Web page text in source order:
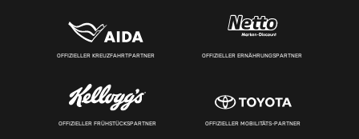
OFFIZIELLER KREUZFAHRTPARTNER OFFIZIELLER ERNÄHRUNGSPARTNER
OFFIZIELLER FRÜHSTÜCKSPARTNER OFFIZIELLER MOBILITÄTS-PARTNER